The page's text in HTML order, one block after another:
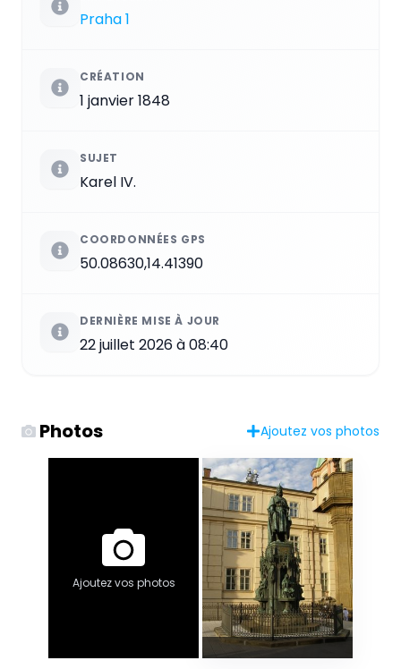
Praha 1
CRÉATION
1 janvier 1848
SUJET
Karel IV.
COORDONNÉES GPS
50.08630,14.41390
DERNIÈRE MISE À JOUR
22 juillet 2026 à 08:40
Photos Ajoutez vos photos
Ajoutez vos photos